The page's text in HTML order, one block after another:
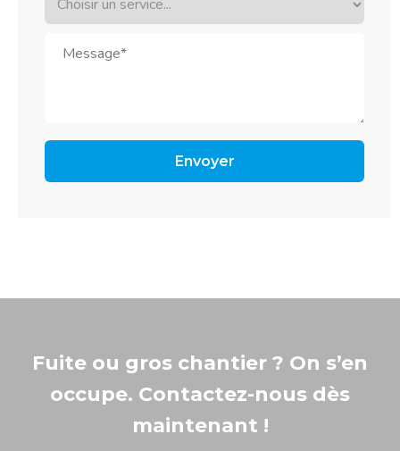
Fuite ou gros chantier ? On s’en
occupe. Contactez-nous dès
maintenant !